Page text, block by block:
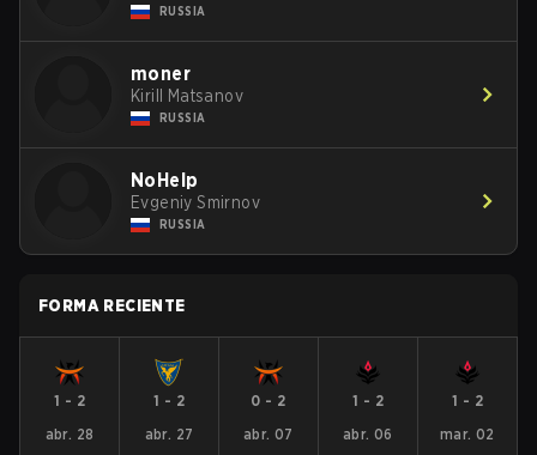
RUSSIA
moner
Kirill Matsanov
RUSSIA
NoHelp
Evgeniy Smirnov
RUSSIA
FORMA RECIENTE
1 - 2
abr. 28
1 - 2
abr. 27
0 - 2
abr. 07
1 - 2
abr. 06
1 - 2
mar. 02